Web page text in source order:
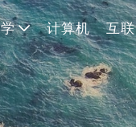
计算机 互